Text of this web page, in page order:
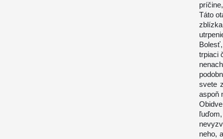
Táto
trpiaci
svete
aspoň
neho,